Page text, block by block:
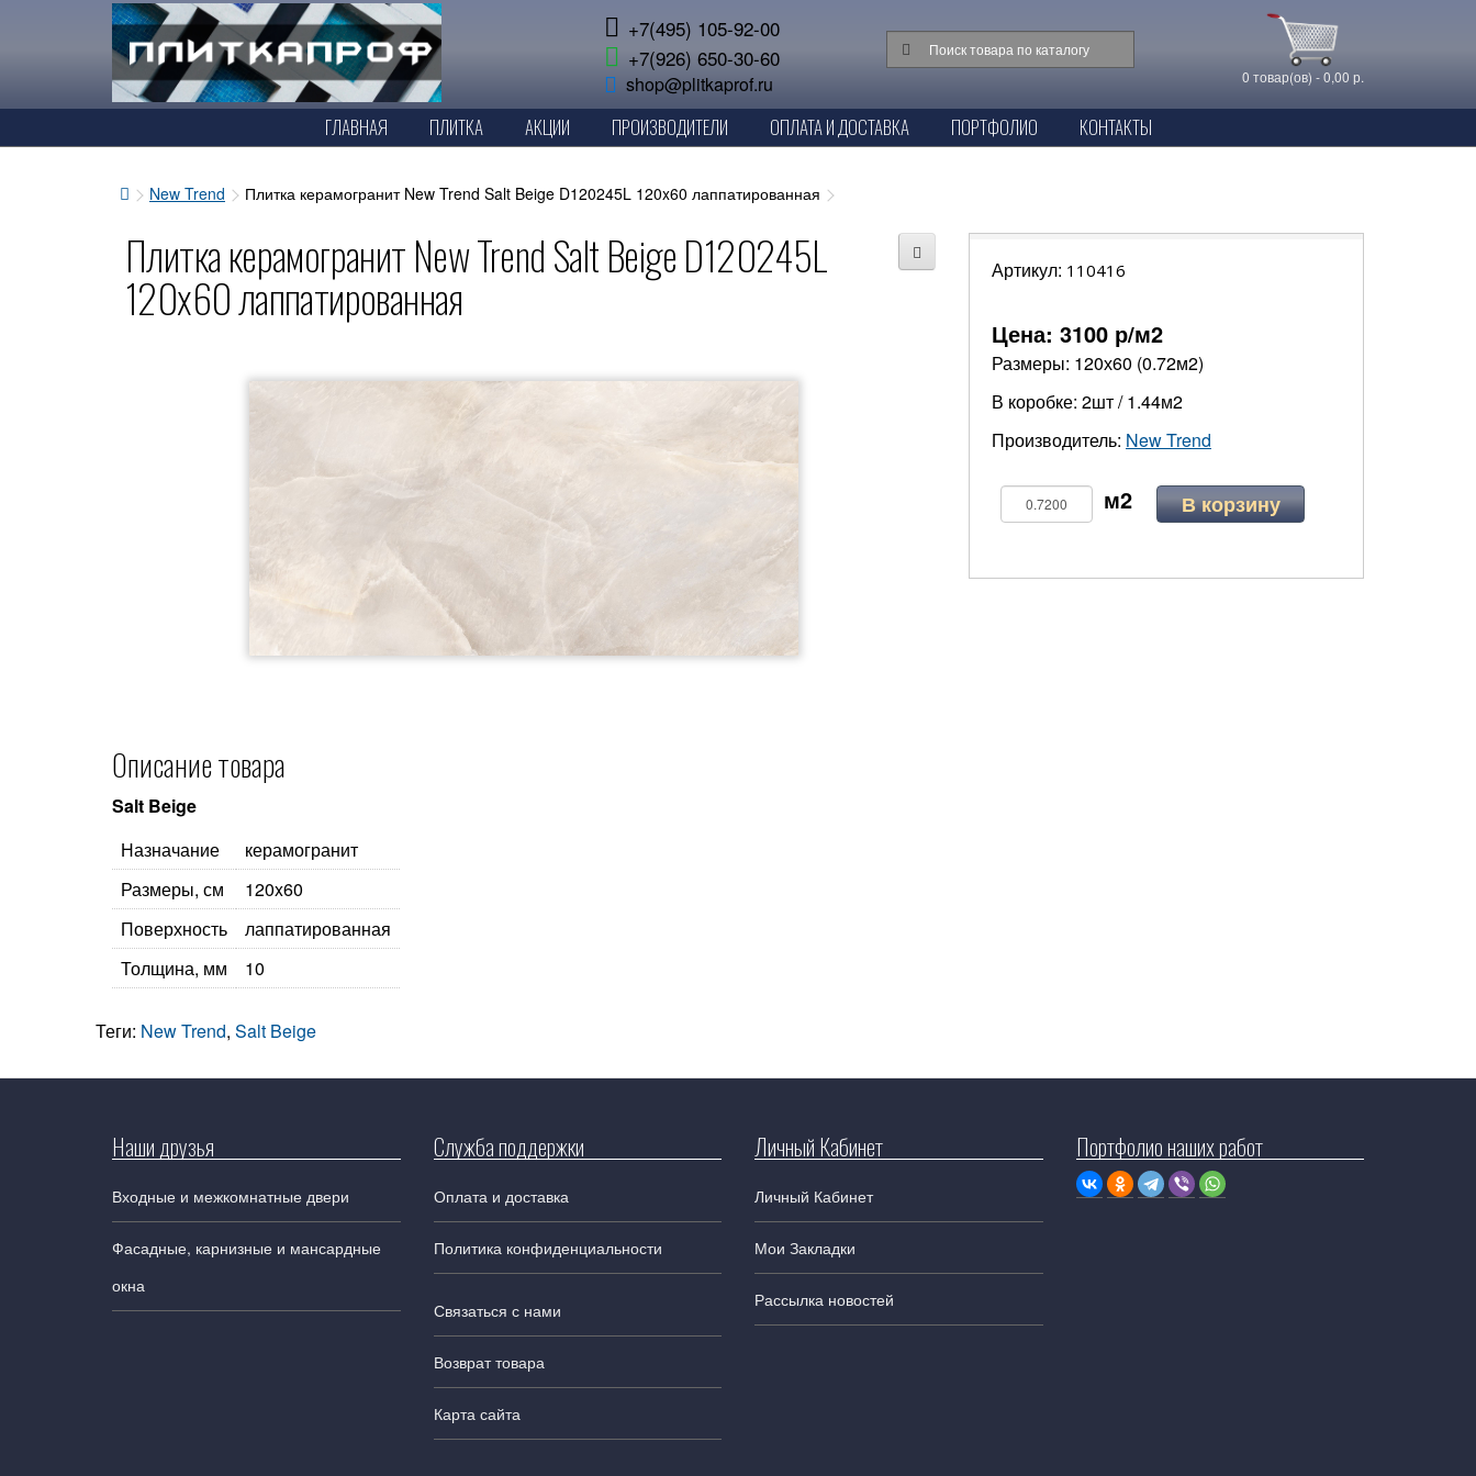
+7(495) 105-92-00
+7(926) 650-30-60
shop@plitkaprof.ru 0 товар(ов) - 0,00 р.
ГЛАВНАЯ ПЛИТКА АКЦИИ ПРОИЗВОДИТЕЛИ ОПЛАТА И ДОСТАВКА ПОРТФОЛИО КОНТАКТЫ
New Trend Плитка керамогранит New Trend Salt Beige D120245L 120x60 лаппатированная
Плитка керамогранит New Trend Salt Beige D120245L
120x60 лаппатированная
Описание товара
Salt Beige
Назначание
керамогранит
Размеры, см
120x60
Поверхность
лаппатированная
Толщина, мм
10
Артикул: 110416
Цена: 3100 р/м2
Размеры: 120х60 (0.72м2)
В коробке: 2шт / 1.44м2
Производитель: New Trend
В корзину
Теги: New Trend, Salt Beige
Наши друзья
Входные и межкомнатные двери
Фасадные, карнизные и мансардные
окна
Служба поддержки
Оплата и доставка
Политика конфиденциальности
Связаться с нами
Возврат товара
Карта сайта
Личный Кабинет
Личный Кабинет
Мои Закладки
Рассылка новостей
Портфолио наших работ